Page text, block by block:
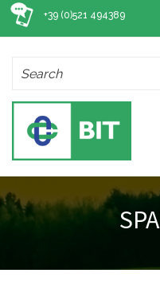
+39 (0)521 494389